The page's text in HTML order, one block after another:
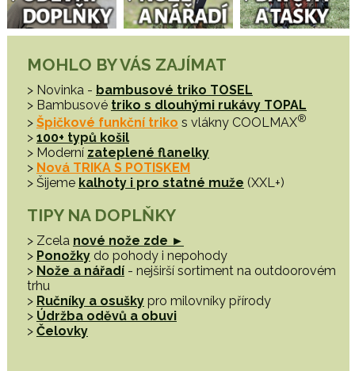
MOHLO BY VÁS ZAJÍMAT
> Novinka - bambusové triko TOSEL
> Bambusové triko s dlouhými rukávy TOPAL
> Špičkové funkční triko s vlákny COOLMAX®
> 100+ typů košil
> Moderní zateplené flanelky
> Nová TRIKA S POTISKEM
> Šijeme kalhoty i pro statné muže (XXL+)
TIPY NA DOPLŇKY
> Zcela nové nože zde ►
> Ponožkydo pohody i nepohody
> Nože a nářadí- nejširší sortiment na outdoorovém
trhu
> Ručníky a osušky pro milovníky přírody
> Údržba oděvů a obuvi
> Čelovky